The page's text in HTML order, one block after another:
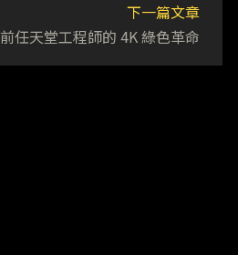
下一篇文章
前任天堂工程師的 4K 綠色革命